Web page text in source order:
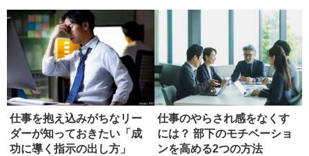
仕事を抱え込みがちなリー
ダーが知っておきたい「成
功に導く指示の出し方」
仕事のやらされ感をなくす
には？ 部下のモチベーショ
ンを高める2つの方法